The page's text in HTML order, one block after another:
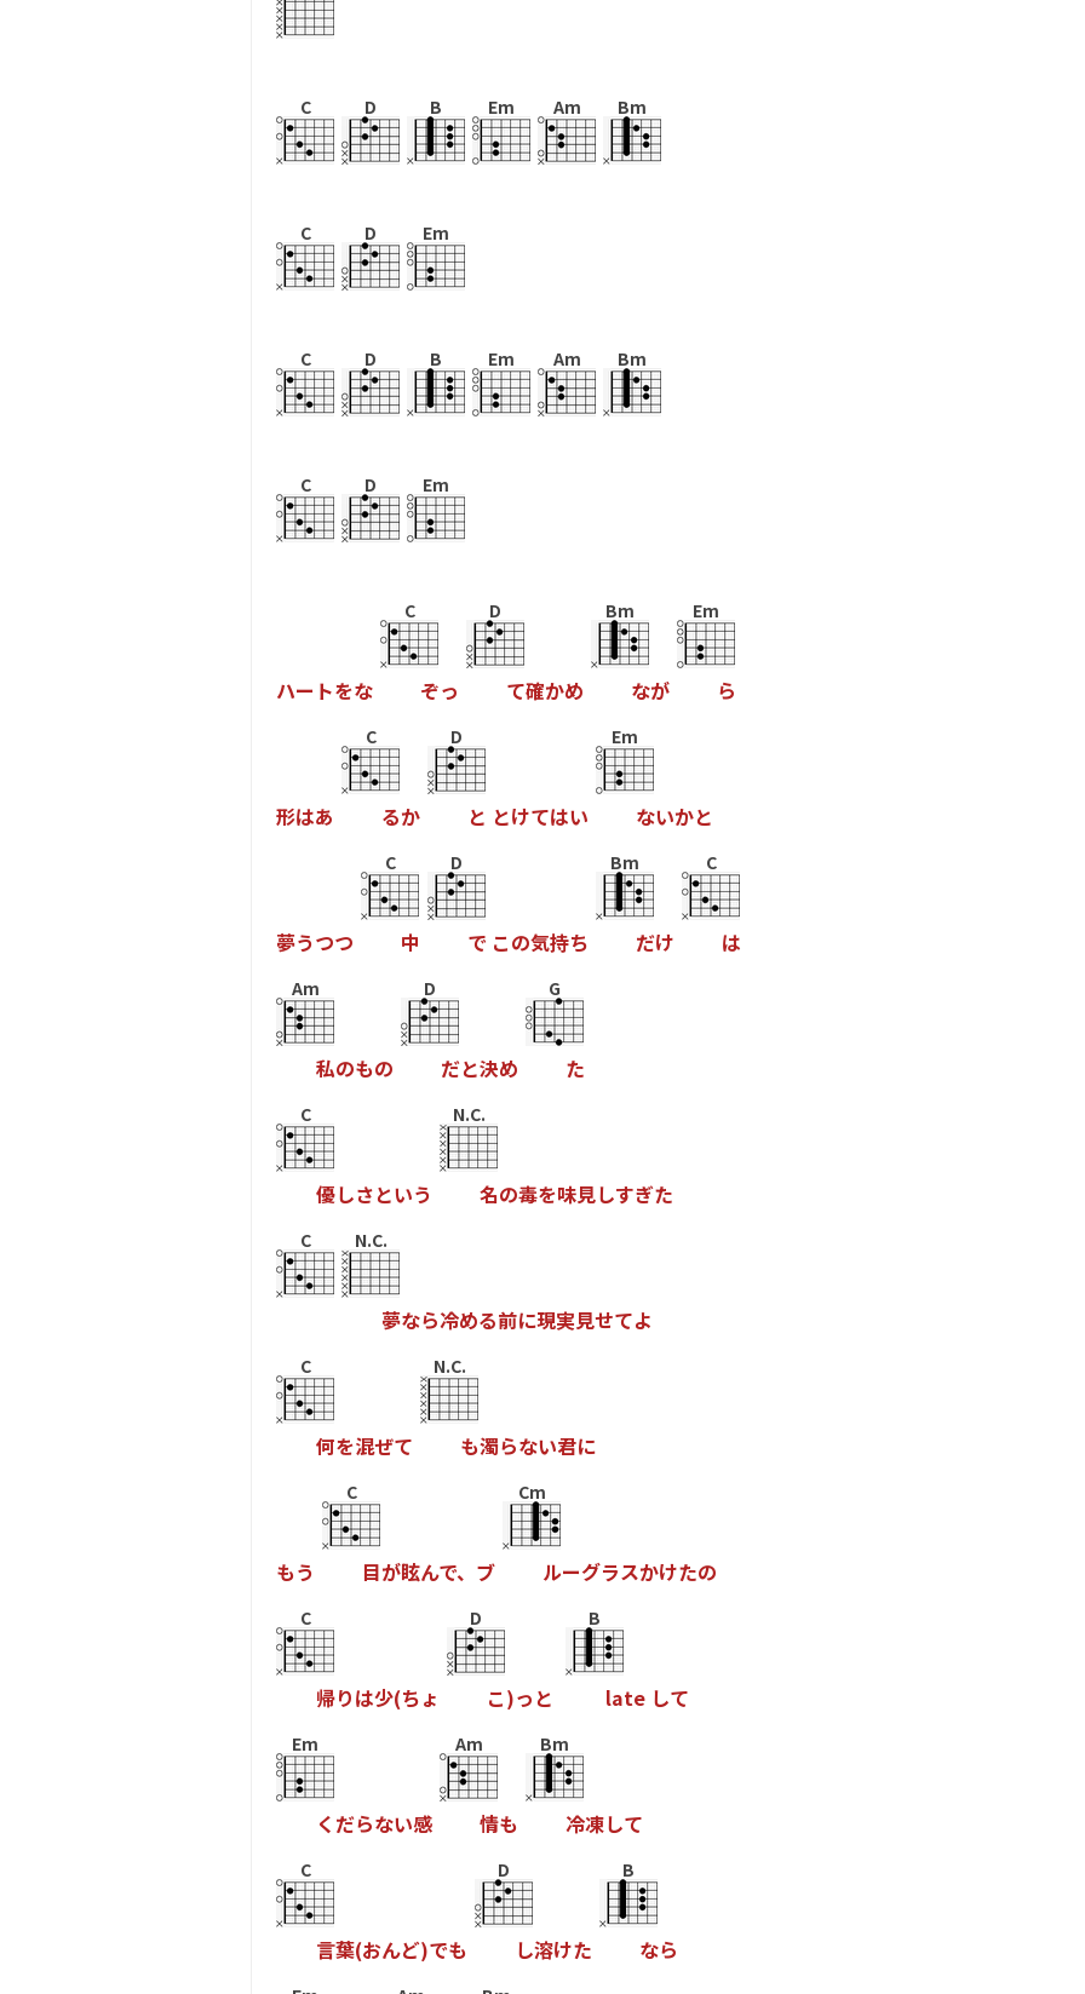
C D B Em Am Bm
C D Em
C D B Em Am Bm
C D Em
ハー トをな
C
ぞっ
D
て確かめ
Bm
なが
Em
ら
形はあ
C
るか
D
と とけてはい
Em
ないかと
夢うつつ
C
中
D
で この気持ち
Bm
だけ
C
は
Am
私のもの
D
だと決め
G
た
C
優しさという
N.C.
名の毒を味見しすぎた
C N.C.
夢なら冷める前に現実見せてよ
C
何を混ぜて
N.C.
も濁らない君に
もう
C
目が眩んで、 ブ
Cm
ルーグラスかけたの
C
帰りは少(ちょ
D
こ)っ と
B
late して
Em
く だらない感
Am
情も
Bm
冷凍して
C
言葉(おんど)でも
D
し溶けた
B
なら